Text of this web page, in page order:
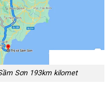
Sơn 193km kilomet